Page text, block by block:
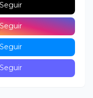
Seguir
Seguir
Seguir
Seguir